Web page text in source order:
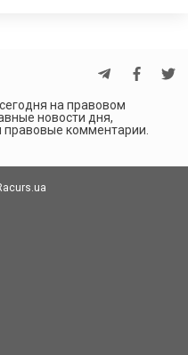
на правовом
новости дня,
правовые комментарии.